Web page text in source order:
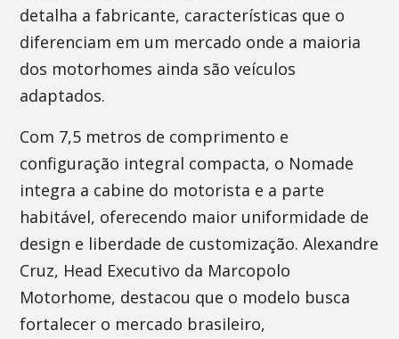
detalha a fabricante, características que o
diferenciam em um mercado onde a maioria
dos motorhomes ainda são veículos
adaptados.
Com 7,5 metros de comprimento e
configuração integral compacta, o Nomade
integra a cabine do motorista e a parte
habitável, oferecendo maior uniformidade de
design e liberdade de customização. Alexandre
Cruz, Head Executivo da Marcopolo
Motorhome, destacou que o modelo busca
fortalecer o mercado brasileiro,